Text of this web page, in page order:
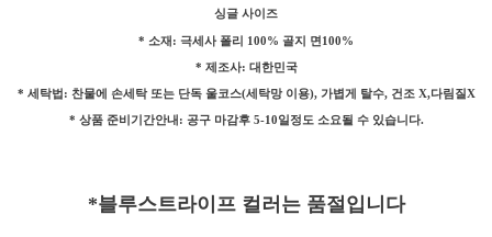
싱글 사이즈
* 소재: 극세사 폴리 100% 골지 면100%
* 제조사: 대한민국
* 세탁법: 찬물에 손세탁 또는 단독 울코스(세탁망 이용), 가볍게 탈수, 건조 X,다림질X
* 상품 준비기간안내: 공구 마감후 5-10일정도 소요될 수 있습니다.
*블루스트라이프 컬러는 품절입니다